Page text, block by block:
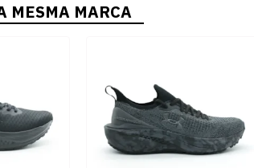
MESMA MARCA